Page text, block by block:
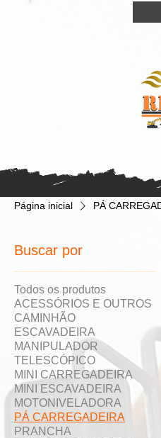
Página inicial PÁ
Buscar por
Todos os produtos
ACESSÓRIOS E OUTROS
CAMINHÃO
ESCAVADEIRA
MANIPULADOR
TELESCÓPICO
MINI CARREGADEIRA
MINI ESCAVADEIRA
MOTONIVELADORA
PÁ CARREGADEIRA
PRANCHA